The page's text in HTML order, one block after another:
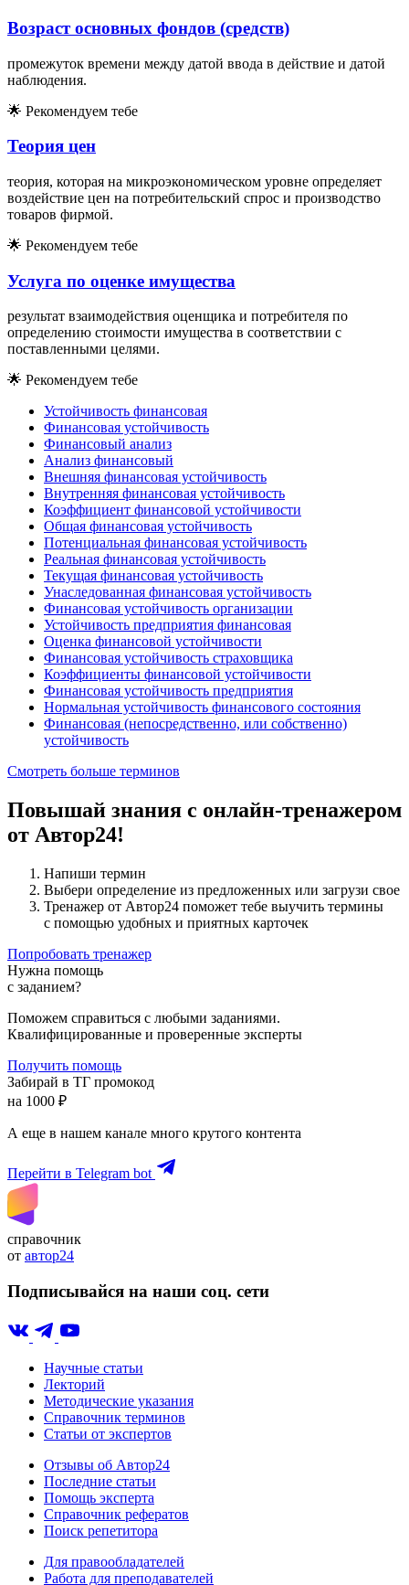
Возраст основных фондов (средств)
промежуток времени между датой ввода в действие и датой
наблюдения.
🌟 Рекомендуем тебе
Теория цен
теория, которая на микроэкономическом уровне определяет
воздействие цен на потребительский спрос и производство
товаров фирмой.
🌟 Рекомендуем тебе
Услуга по оценке имущества
результат взаимодействия оценщика и потребителя по
определению стоимости имущества в соответствии с
поставленными целями.
🌟 Рекомендуем тебе
Устойчивость финансовая
Финансовая устойчивость
Финансовый анализ
Анализ финансовый
Внешняя финансовая устойчивость
Внутренняя финансовая устойчивость
Коэффициент финансовой устойчивости
Общая финансовая устойчивость
Потенциальная финансовая устойчивость
Реальная финансовая устойчивость
Текущая финансовая устойчивость
Унаследованная финансовая устойчивость
Финансовая устойчивость организации
Устойчивость предприятия финансовая
Оценка финансовой устойчивости
Финансовая устойчивость страховщика
Коэффициенты финансовой устойчивости
Финансовая устойчивость предприятия
Нормальная устойчивость финансового состояния
Финансовая (непосредственно, или собственно)
устойчивость
Смотреть больше терминов
Повышай знания с онлайн-тренажером
от Автор24!
Напиши термин
Выбери определение из предложенных или загрузи свое
Тренажер от Автор24 поможет тебе выучить термины
с помощью удобных и приятных карточек
Попробовать тренажер
Нужна помощь
с заданием?
Поможем справиться с любыми заданиями.
Квалифицированные и проверенные эксперты
Получить помощь
Забирай в ТГ промокод
на 1000 ₽
А еще в нашем канале много крутого контента
Перейти в Telegram bot
справочник
от автор24
Подписывайся на наши соц. сети
Научные статьи
Лекторий
Методические указания
Справочник терминов
Статьи от экспертов
Отзывы об Автор24
Последние статьи
Помощь эксперта
Справочник рефератов
Поиск репетитора
Для правообладателей
Работа для преподавателей